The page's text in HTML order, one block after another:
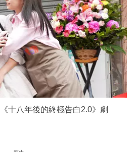
十八年後的終極告白2.0》劇